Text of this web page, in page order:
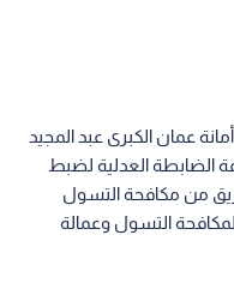
عمان الكبرى عبد المجيد
الضابطة العدلية لضبط
من مكافحة التسول
التسول وعمالة